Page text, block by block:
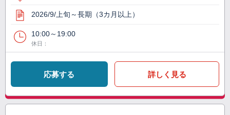
2026/9/上旬～長期（3カ月以上）
10:00～19:00
休日：
応募する 詳しく見る